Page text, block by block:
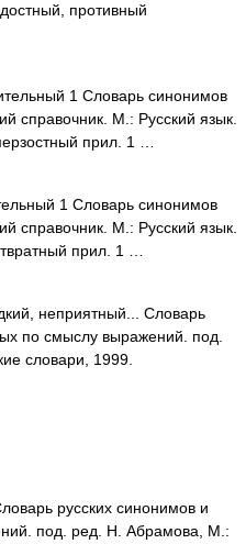
противный
1 Словарь синонимов
справочник. М.: Русский язык.
прил. 1 …
1 Словарь синонимов
справочник. М.: Русский язык.
прил. 1 …
неприятный... Словарь
по смыслу выражений. под.
словари, 1999.
русских синонимов и
под. ред. Н. Абрамова, М.: